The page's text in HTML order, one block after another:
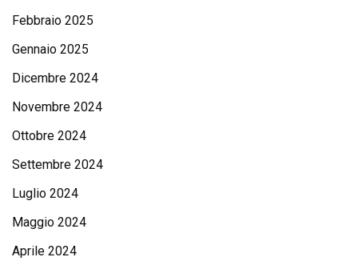
Febbraio 2025
Gennaio 2025
Dicembre 2024
Novembre 2024
Ottobre 2024
Settembre 2024
Luglio 2024
Maggio 2024
Aprile 2024